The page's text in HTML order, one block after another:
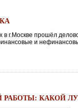
в г.Москве прошёл
и
КАКОЙ